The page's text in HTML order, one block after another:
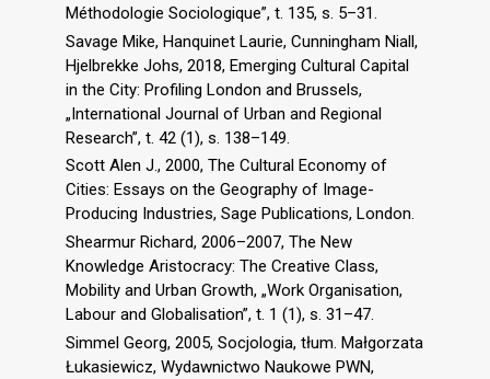
Méthodologie Sociologique”, t. 135, s. 5–31.
Savage Mike, Hanquinet Laurie, Cunningham Niall,
Hjelbrekke Johs, 2018, Emerging Cultural Capital
in the City: Profiling London and Brussels,
„International Journal of Urban and Regional
Research”, t. 42 (1), s. 138–149.
Scott Alen J., 2000, The Cultural Economy of
Cities: Essays on the Geography of Image-
Producing Industries, Sage Publications, London.
Shearmur Richard, 2006–2007, The New
Knowledge Aristocracy: The Creative Class,
Mobility and Urban Growth, „Work Organisation,
Labour and Globalisation”, t. 1 (1), s. 31–47.
Simmel Georg, 2005, Socjologia, tłum. Małgorzata
Łukasiewicz, Wydawnictwo Naukowe PWN,